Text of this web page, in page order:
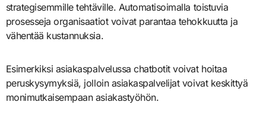
strategisemmille tehtäville. Automatisoimalla toistuvia
prosesseja organisaatiot voivat parantaa tehokkuutta ja
vähentää kustannuksia.
Esimerkiksi asiakaspalvelussa chatbotit voivat hoitaa
peruskysymyksiä, jolloin asiakaspalvelijat voivat keskittyä
monimutkaisempaan asiakastyöhön.